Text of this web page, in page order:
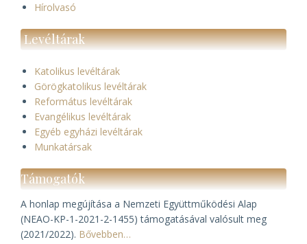
Hírolvasó
Levéltárak
Katolikus levéltárak
Görögkatolikus levéltárak
Református levéltárak
Evangélikus levéltárak
Egyéb egyházi levéltárak
Munkatársak
Támogatók
A honlap megújítása a Nemzeti Együttműködési Alap
(NEAO-KP-1-2021-2-1455) támogatásával valósult meg
(2021/2022). Bővebben…